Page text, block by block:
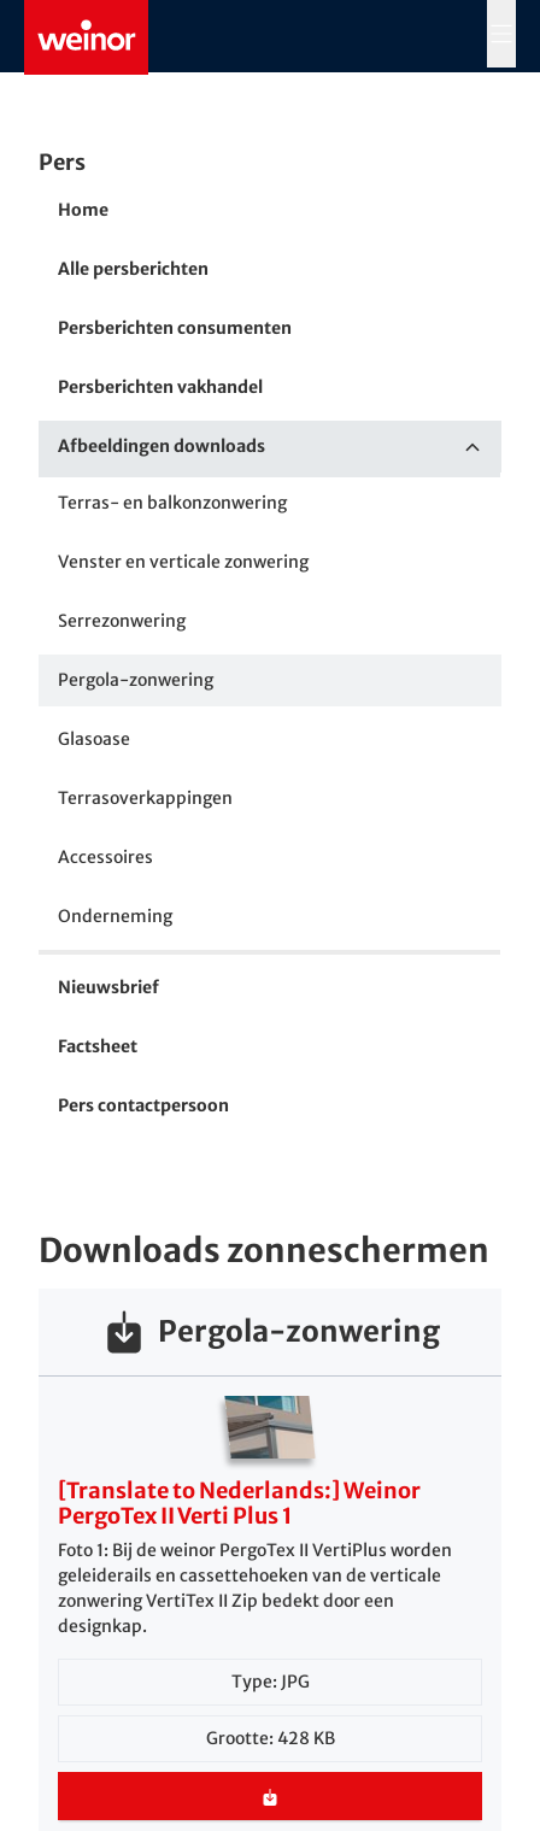
Skip to main content
Pers
Home
Alle persberichten
Persberichten consumenten
Persberichten vakhandel
Afbeeldingen downloads
Terras- en balkonzonwering
Venster en verticale zonwering
Serrezonwering
Pergola-zonwering
Glasoase
Terrasoverkappingen
Accessoires
Onderneming
Nieuwsbrief
Factsheet
Pers contactpersoon
Downloads zonneschermen
Pergola-zonwering
[Translate to Nederlands:] Weinor
PergoTex II Verti Plus 1
Foto 1: Bij de weinor PergoTex II VertiPlus worden
geleiderails en cassettehoeken van de verticale
zonwering VertiTex II Zip bedekt door een
designkap.
Type: JPG
Grootte: 428 KB